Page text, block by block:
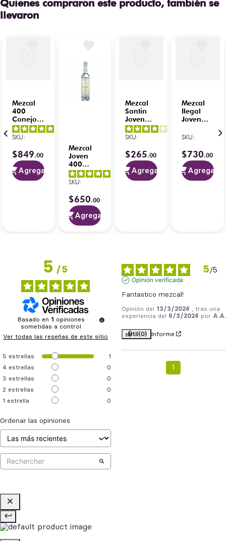
Quienes compraron este producto, también se
llevaron
Mezcal
400
Conejos
Joven
100%
Salvaje
700 ml
+ 2
Vasos +
SKU:
$849.00
Agregar
Mezcal
Joven
400
Conejos
100% 1L
5/ 5-
SKU:
$650.00
Agregar
Mezcal
Santin
Joven
100%
700 ml
opiniones
SKU:
$265.00
Agregar
Mezcal
Ilegal
Joven
SKU:
$730.00
Agregar
5/5
Basado en 1
opiniones
sometidas a control
Ver todas las reseñas de este sitio
5 estrellas
1
4 estrellas
0
3 estrellas
0
2 estrellas
0
1 estrella 0
Ordenar las opiniones
5/5
Opinión verificada
Fantastico mezcal!
Opinión del 13/3/2024
, tras una
experiencia del 6/3/2024 por A.A.
Útil(0) Informe
1